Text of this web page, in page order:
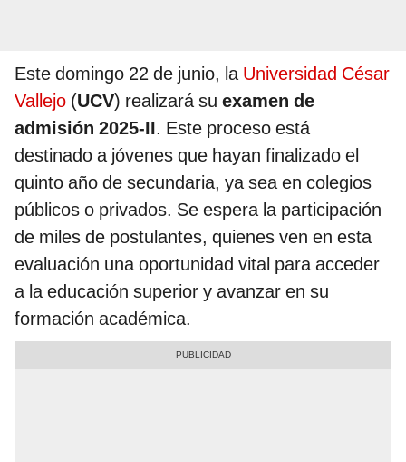
Este domingo 22 de junio, la Universidad César
Vallejo (UCV) realizará su examen de
admisión 2025-II. Este proceso está
destinado a jóvenes que hayan finalizado el
quinto año de secundaria, ya sea en colegios
públicos o privados. Se espera la participación
de miles de postulantes, quienes ven en esta
evaluación una oportunidad vital para acceder
a la educación superior y avanzar en su
formación académica.